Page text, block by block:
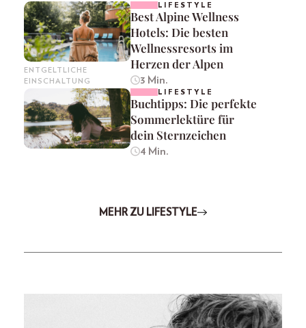
ENTGELTLICHE
EINSCHALTUNG
LIFESTYLE
Best Alpine Wellness
Hotels: Die besten
Wellnessresorts im
Herzen der Alpen
3 Min.
LIFESTYLE
Buchtipps: Die perfekte
Sommerlektüre für
dein Sternzeichen
4 Min.
MEHR ZU LIFESTYLE